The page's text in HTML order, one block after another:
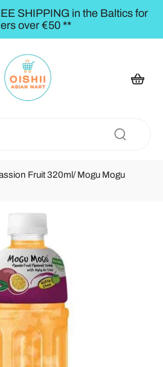
in the Baltics for
over €50 **
Fruit 320ml/ Mogu Mogu